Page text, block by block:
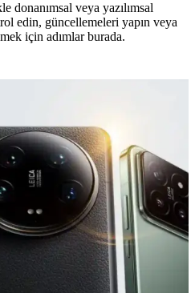
donanımsal veya yazılımsal
edin, güncellemeleri yapın veya
için adımlar burada.